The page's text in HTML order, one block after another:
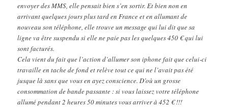
envoyer des MMS, elle pensait bien s’en sortir. Et bien non en
arrivant quelques jours plus tard en France et en allumant de
nouveau son téléphone, elle trouve un message qui lui dit que sa
ligne va être suspendu si elle ne paie pas les quelques 450 € qui lui
sont facturés.
Cela vient du fait que l’action d’allumer son iphone fait que celui-ci
travaille en tache de fond et relève tout ce qui ne l’avait pas été
jusque là sans que vous en ayez conscience. D’où un grosse
consommation de bande passante : si vous laissez votre téléphone
allumé pendant 2 heures 50 minutes vous arriver à 452 € !!!